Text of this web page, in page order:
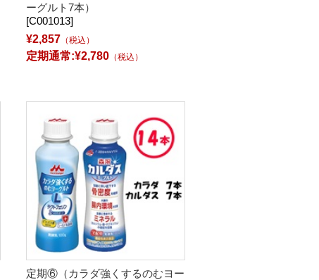
ーグルト7本）
[C001013]
¥2,857 （税込）
定期通常:¥2,780（税込）
定期⑥（カラダ強くするのむヨー